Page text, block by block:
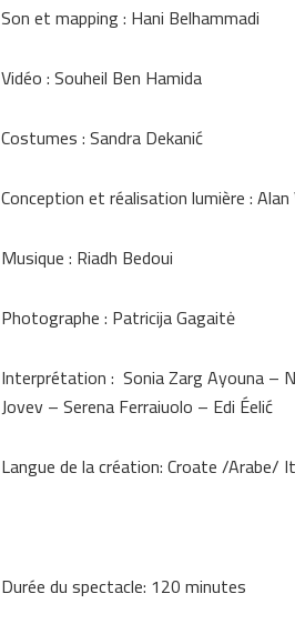
Son et mapping : Hani Belhammadi
Vidéo : Souheil Ben Hamida
Costumes : Sandra Dekanić
Conception et réalisation lumière : Alan
Musique : Riadh Bedoui
Photographe : Patricija Gagaitė
Interprétation : Sonia Zarg Ayouna –
Jovev – Serena Ferraiuolo – Edi Éelić
Langue de la création: Croate /
Durée du spectacle: 120 minutes